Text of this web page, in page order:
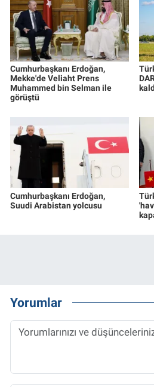
Cumhurbaşkanı Erdoğan,
Mekke'de Veliaht Prens
Muhammed bin Selman ile
görüştü
Cumhurbaşkanı Erdoğan,
Suudi Arabistan yolcusu
Yorumlar